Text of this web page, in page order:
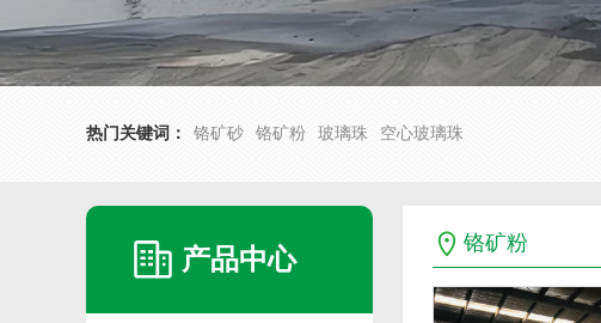
热门关键词： 铬矿砂 铬矿粉 玻璃珠 空心玻璃珠
产品中心
铬矿粉